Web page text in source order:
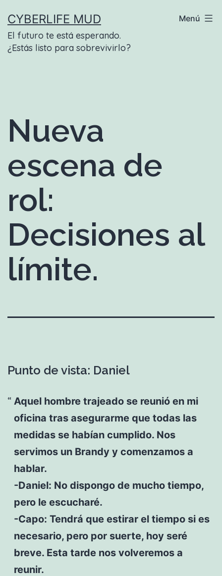
contenido
CYBERLIFE MUD
El futuro te está esperando.
¿Estás listo para sobrevivirlo?
Menú
Nueva
escena de
rol:
Decisiones al
límite.
Punto de vista: Daniel
Aquel hombre trajeado se reunió en mi
oficina tras asegurarme que todas las
medidas se habían cumplido. Nos
servimos un Brandy y comenzamos a
hablar.
-Daniel: No dispongo de mucho tiempo,
pero le escucharé.
-Capo: Tendrá que estirar el tiempo si es
necesario, pero por suerte, hoy seré
breve. Esta tarde nos volveremos a
reunir.